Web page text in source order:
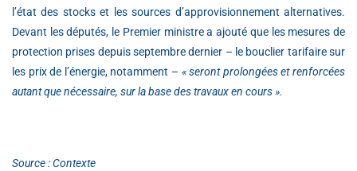
l’état des stocks et les sources d’approvisionnement alternatives.
Devant les députés, le Premier ministre a ajouté que les mesures de
protection prises depuis septembre dernier – le bouclier tarifaire sur
les prix de l’énergie, notamment – « seront prolongées et renforcées
autant que nécessaire, sur la base des travaux en cours ».
Source : Contexte